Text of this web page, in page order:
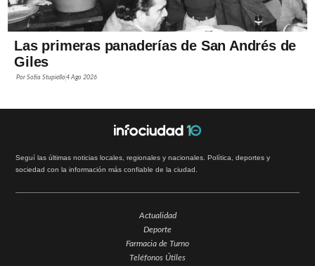
Las primeras panaderías de San Andrés de
Giles
PorSofía Stupiello4 Ago 2026
Seguí las últimas noticias locales, regionales y nacionales. Política, deportes y
sociedad con la información más confiable de la ciudad.
Actualidad
Deporte
Farmacia de Turno
Teléfonos Útiles